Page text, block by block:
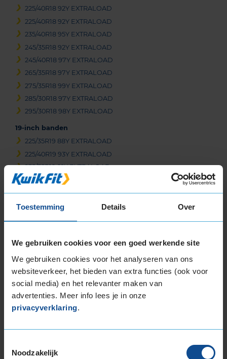
Toestemming Details Over
We gebruiken cookies voor een goed werkende site
We gebruiken cookies voor het analyseren van ons
websiteverkeer, het bieden van extra functies (ook voor
social media) en het relevanter maken van
advertenties. Meer info lees je in onze
privacyverklaring.
Noodzakelijk
225/40R18 92Y EXTRALOAD
225/40R18 92Y EXTRALOAD
235/40R18 95Y EXTRALOAD
245/35R18 92Y EXTRALOAD
245/40R18 97Y EXTRALOAD
265/35R18 97Y EXTRALOAD
275/35R18 99Y EXTRALOAD
285/30R18 97Y EXTRALOAD
295/30R18 98Y EXTRALOAD
19-inch banden
225/35R19 88Y EXTRALOAD
225/40R19 93Y EXTRALOAD
235/35R19 91Y EXTRALOAD
235/35R19 91Y EXTRALOAD
235/35R19 91Y EXTRALOAD
235/40R19 96Y EXTRALOAD
245/35R19 93Y EXTRALOAD
245/35R19 93Y EXTRALOAD
245/35R19 93Y EXTRALOAD
245/40R19 98Y EXTRALOAD
255/30R19 91Y EXTRALOAD
255/35R19 96Y EXTRALOAD